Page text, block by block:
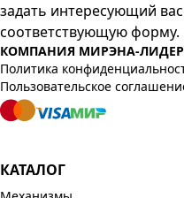
задать интересующий
соответствующую форму.
КОМПАНИЯ МИРЭНА-ЛИДЕР
Политика
Пользовательское
КАТАЛОГ